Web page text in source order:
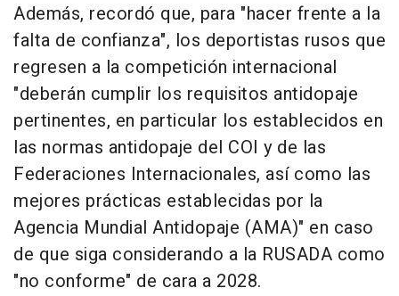
Además, recordó que, para "hacer frente a la
falta de confianza", los deportistas rusos que
regresen a la competición internacional
"deberán cumplir los requisitos antidopaje
pertinentes, en particular los establecidos en
las normas antidopaje del COI y de las
Federaciones Internacionales, así como las
mejores prácticas establecidas por la
Agencia Mundial Antidopaje (AMA)" en caso
de que siga considerando a la RUSADA como
"no conforme" de cara a 2028.